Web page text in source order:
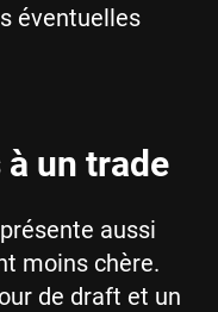
éventuelles
à un trade
aussi
moins chère.
de draft et un